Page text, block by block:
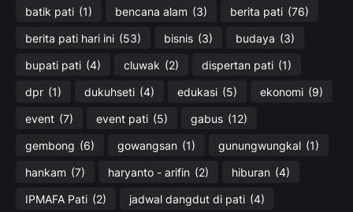
batik pati (1) bencana alam (3) berita pati (76)
berita pati hari ini (53) bisnis (3) budaya (3)
bupati pati (4) cluwak (2) dispertan pati (1)
dpr (1) dukuhseti (4) edukasi (5) ekonomi (9)
event (7) event pati (5) gabus (12)
gembong (6) gowangsan (1) gunungwungkal (1)
hankam (7) haryanto - arifin (2) hiburan (4)
IPMAFA Pati (2) jadwal dangdut di pati (4)